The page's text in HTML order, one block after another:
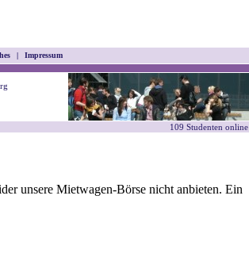
| Impressum
109 Studenten online
unsere Mietwagen-Börse nicht anbieten. Ein